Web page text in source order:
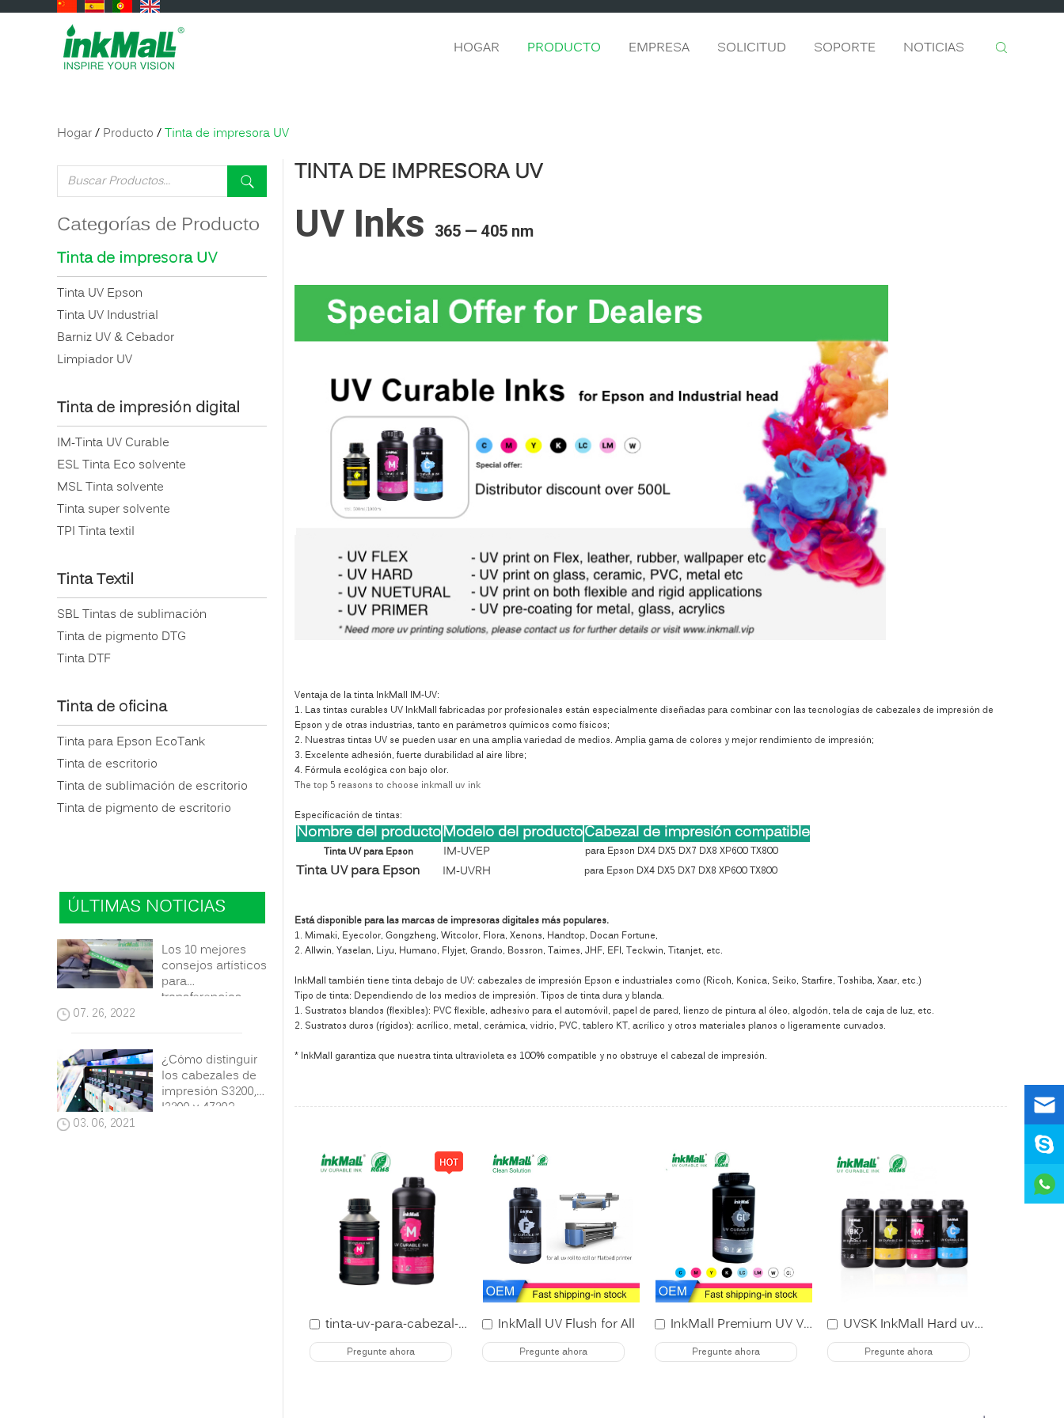
HOGAR PRODUCTO EMPRESA SOLICITUD SOPORTE NOTICIAS
Hogar/ Producto /Tinta de impresora UV
TINTA DE IMPRESORA UV
UV Inks 365 — 405 nm
Ventaja de la tinta InkMall IM-UV:
1. Las tintas curables UV InkMall fabricadas por profesionales están especialmente diseñadas para combinar con las tecnologías de cabezales de impresión de
Epson y de otras industrias, tanto en parámetros químicos como físicos;
2. Nuestras tintas UV se pueden usar en una amplia variedad de medios. Amplia gama de colores y mejor rendimiento de impresión;
3. Excelente adhesión, fuerte durabilidad al aire libre;
4. Fórmula ecológica con bajo olor.
The top 5 reasons to choose inkmall uv ink
Especificación de tintas:
Nombre del productoModelo del productoCabezal de impresión compatible
Tinta UV para Epson IM-UVEP para Epson DX4 DX5 DX7 DX8 XP600 TX800
Tinta UV para Epson IM-UVRH para Epson DX4 DX5 DX7 DX8 XP600 TX800
Está disponible para las marcas de impresoras digitales más populares.
1. Mimaki, Eyecolor, Gongzheng, Witcolor, Flora, Xenons, Handtop, Docan Fortune,
2. Allwin, Yaselan, Liyu, Humano, Flyjet, Grando, Bossron, Taimes, JHF, EFI, Teckwin, Titanjet, etc.
InkMall también tiene tinta debajo de UV: cabezales de impresión Epson e industriales como (Ricoh, Konica, Seiko, Starfire, Toshiba, Xaar, etc.)
Tipo de tinta: Dependiendo de los medios de impresión. Tipos de tinta dura y blanda.
1. Sustratos blandos (flexibles): PVC flexible, adhesivo para el automóvil, papel de pared, lienzo de pintura al óleo, algodón, tela de caja de luz, etc.
2. Sustratos duros (rígidos): acrílico, metal, cerámica, vidrio, PVC, tablero KT, acrílico y otros materiales planos o ligeramente curvados.
* InkMall garantiza que nuestra tinta ultravioleta es 100% compatible y no obstruye el cabezal de impresión.
tinta-uv-para-cabezal-i3200
Pregunte ahora
InkMall UV Flush for All
Pregunte ahora
InkMall Premium UV Varnish
Pregunte ahora
UVSK InkMall Hard uv ink for Seiko
Pregunte ahora
Categorías de Producto
Tinta de impresora UV
Tinta UV Epson
Tinta UV Industrial
Barniz UV & Cebador
Limpiador UV
Tinta de impresión digital
IM-Tinta UV Curable
ESL Tinta Eco solvente
MSL Tinta solvente
Tinta super solvente
TPI Tinta textil
Tinta Textil
SBL Tintas de sublimación
Tinta de pigmento DTG
Tinta DTF
Tinta de oficina
Tinta para Epson EcoTank
Tinta de escritorio
Tinta de sublimación de escritorio
Tinta de pigmento de escritorio
ÚLTIMAS NOTICIAS
Los 10 mejores
consejos artísticos
para
transferencias
07. 26, 2022
¿Cómo distinguir
los cabezales de
impresión S3200,
I3200 y 4720?
03. 06, 2021